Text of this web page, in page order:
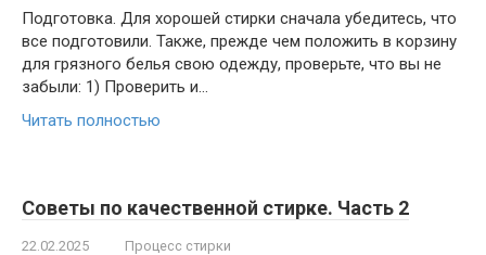
Подготовка. Для хорошей стирки сначала убедитесь, что
все подготовили. Также, прежде чем положить в корзину
для грязного белья свою одежду, проверьте, что вы не
забыли: 1) Проверить и…
Читать полностью
Советы по качественной стирке. Часть 2
22.02.2025 Процесс стирки